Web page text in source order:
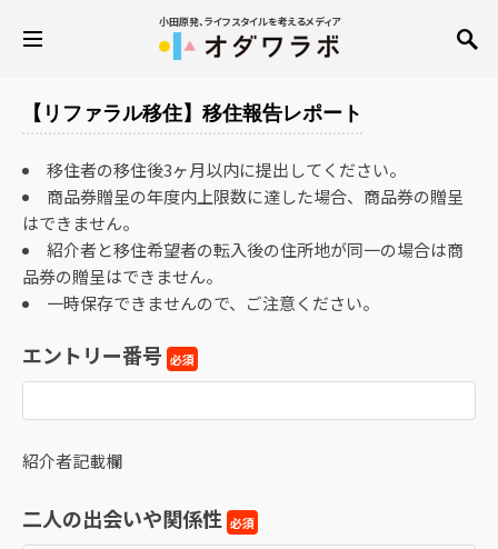
小田原発、ライフスタイルを考えるメディア
【リファラル移住】移住報告レポート
移住者の移住後3ヶ月以内に提出してください。
商品券贈呈の年度内上限数に達した場合、商品券の贈呈
はできません。
紹介者と移住希望者の転入後の住所地が同一の場合は商
品券の贈呈はできません。
一時保存できませんので、ご注意ください。
エントリー番号 必須
紹介者記載欄
二人の出会いや関係性 必須